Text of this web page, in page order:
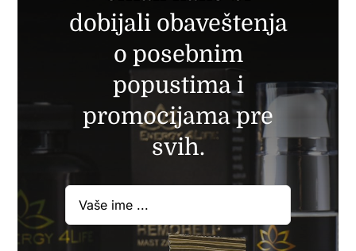
dobijali obaveštenja
o posebnim
popustima i
promocijama pre
svih.